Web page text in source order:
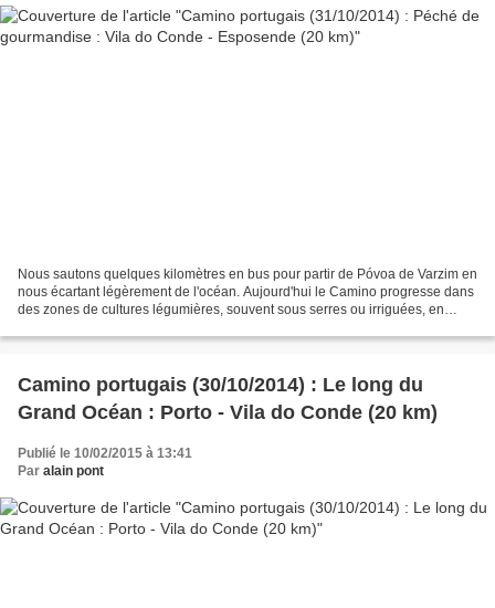
Nous sautons quelques kilomètres en bus pour partir de Póvoa de Varzim en
nous écartant légèrement de l'océan. Aujourd'hui le Camino progresse dans
des zones de cultures légumières, souvent sous serres ou irriguées, en
Camino portugais (30/10/2014) : Le long du
Grand Océan : Porto - Vila do Conde (20 km)
Publié le 10/02/2015 à 13:41
Par alain pont